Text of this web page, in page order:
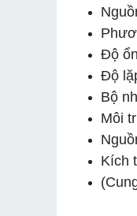
Độ
Độ
Bộ
Môi
Kích